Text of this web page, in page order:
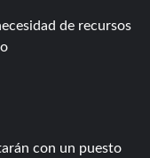
de recursos
con un puesto